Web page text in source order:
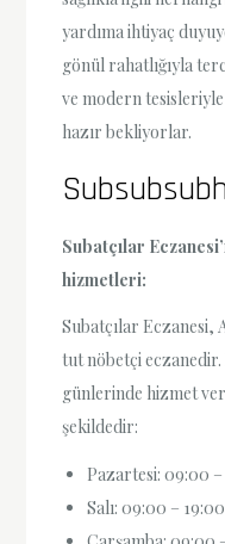
yardıma ihtiyaç
gönül rahatlığıyla
ve modern
hazır bekliyorlar.
Subatçılar
hizmetleri:
Subatçılar Eczanesi,
tut nöbetçi
günlerinde hizmet
şekildedir:
Pazartesi: 09:00
Salı: 09:00 – 19:00